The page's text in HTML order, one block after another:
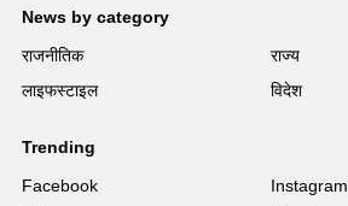
News by category
राजनीतिक
राज्य
लाइफस्टाइल
विदेश
Trending
Facebook
Instagram